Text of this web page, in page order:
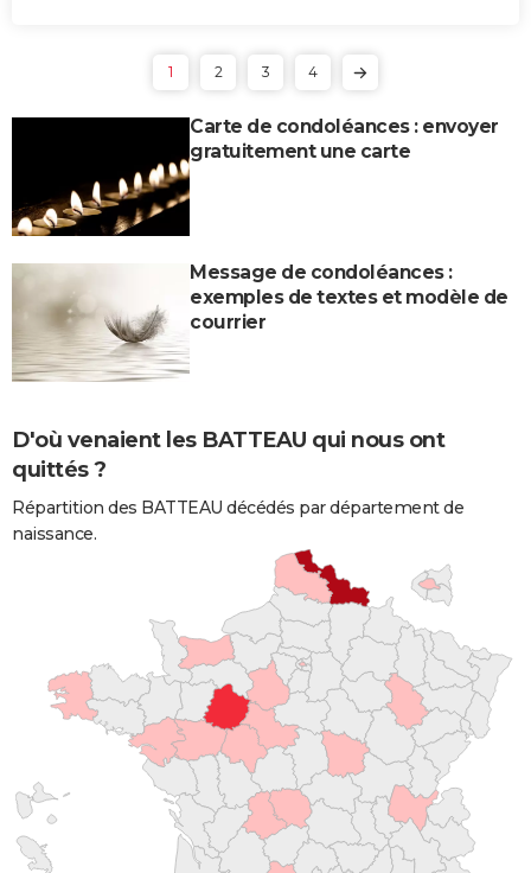
1 2 3 4
Carte de condoléances : envoyer
gratuitement une carte
Message de condoléances :
exemples de textes et modèle de
courrier
D'où venaient les BATTEAU qui nous ont
quittés ?
Répartition des BATTEAU décédés par département de
naissance.